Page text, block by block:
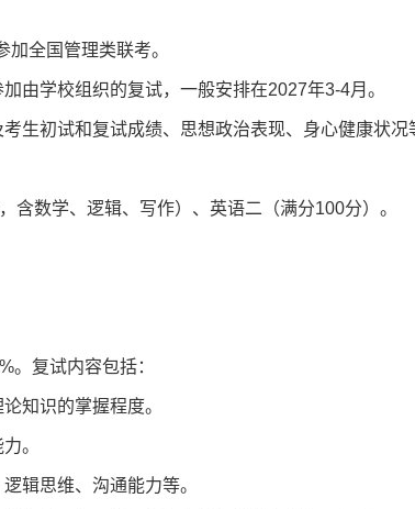
加全国管理类联考。
由学校组织的复试，一般安排在2027年3-4月。
生初试和复试成绩、思想政治表现、身心健康状况
含数学、逻辑、写作）、英语二（满分100分）。
。复试内容包括：
知识的掌握程度。
。
辑思维、沟通能力等。